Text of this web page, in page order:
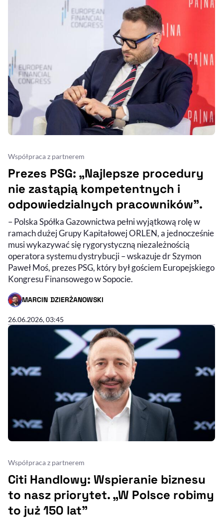
Współpraca z partnerem
Prezes PSG: „Najlepsze procedury
nie zastąpią kompetentnych i
odpowiedzialnych pracowników”.
– Polska Spółka Gazownictwa pełni wyjątkową rolę w
ramach dużej Grupy Kapitałowej ORLEN, a jednocześnie
musi wykazywać się rygorystyczną niezależnością
operatora systemu dystrybucji – wskazuje dr Szymon
Paweł Moś, prezes PSG, który był gościem Europejskiego
Kongresu Finansowego w Sopocie.
MARCIN DZIERŻANOWSKI
- AUTOR ARTYKUŁU - PROFIL
26.06.2026, 03:45
Współpraca z partnerem
Citi Handlowy: Wspieranie biznesu
to nasz priorytet. „W Polsce robimy
to już 150 lat”